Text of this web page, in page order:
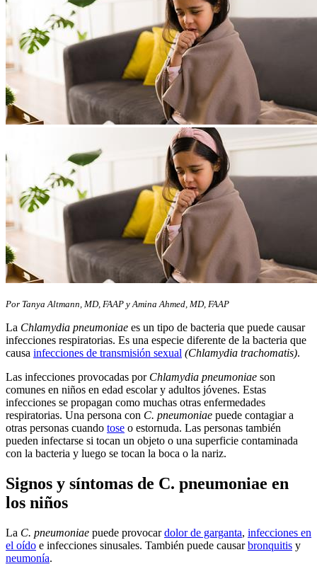
Por Tanya Altmann, MD, FAAP y Amina Ahmed, MD, FAAP
La Chlamydia pneumoniae es un tipo de bacteria que puede causar
infecciones respiratorias. Es una especie diferente de la bacteria que
causa infecciones de transmisión sexual (Chlamydia trachomatis).
Las infecciones provocadas por Chlamydia pneumoniae son
comunes en niños en edad escolar y adultos jóvenes. Estas
infecciones se propagan como muchas otras enfermedades
respiratorias. Una persona con C. pneumoniae puede contagiar a
otras personas cuando tose o estornuda. Las personas también
pueden infectarse si tocan un objeto o una superficie contaminada
con la bacteria y luego se tocan la boca o la nariz.
Signos y síntomas de C. pneumoniae en
los niños
La C. pneumoniae puede provocardolor de garganta, infecciones en
el oído e infecciones sinusales. También puede causarbronquitis y
neumonía.